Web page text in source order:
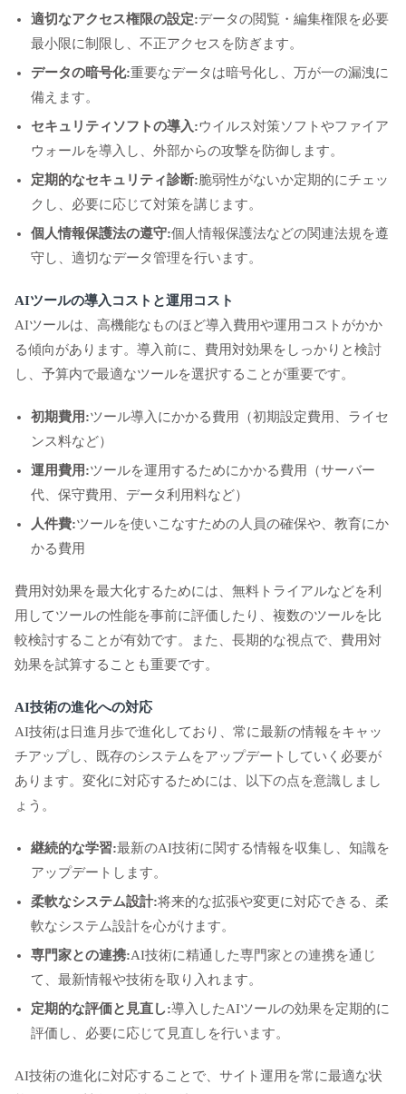
適切なアクセス権限の設定:データの閲覧・編集権限を必要
最小限に制限し、不正アクセスを防ぎます。
データの暗号化:重要なデータは暗号化し、万が一の漏洩に
備えます。
セキュリティソフトの導入:ウイルス対策ソフトやファイア
ウォールを導入し、外部からの攻撃を防御します。
定期的なセキュリティ診断:脆弱性がないか定期的にチェッ
クし、必要に応じて対策を講じます。
個人情報保護法の遵守:個人情報保護法などの関連法規を遵
守し、適切なデータ管理を行います。
AIツールの導入コストと運用コスト
AIツールは、高機能なものほど導入費用や運用コストがかか
る傾向があります。導入前に、費用対効果をしっかりと検討
し、予算内で最適なツールを選択することが重要です。
初期費用:ツール導入にかかる費用（初期設定費用、ライセ
ンス料など）
運用費用:ツールを運用するためにかかる費用（サーバー
代、保守費用、データ利用料など）
人件費:ツールを使いこなすための人員の確保や、教育にか
かる費用
費用対効果を最大化するためには、無料トライアルなどを利
用してツールの性能を事前に評価したり、複数のツールを比
較検討することが有効です。また、長期的な視点で、費用対
効果を試算することも重要です。
AI技術の進化への対応
AI技術は日進月歩で進化しており、常に最新の情報をキャッ
チアップし、既存のシステムをアップデートしていく必要が
あります。変化に対応するためには、以下の点を意識しまし
ょう。
継続的な学習:最新のAI技術に関する情報を収集し、知識を
アップデートします。
柔軟なシステム設計:将来的な拡張や変更に対応できる、柔
軟なシステム設計を心がけます。
専門家との連携:AI技術に精通した専門家との連携を通じ
て、最新情報や技術を取り入れます。
定期的な評価と見直し:導入したAIツールの効果を定期的に
評価し、必要に応じて見直しを行います。
AI技術の進化に対応することで、サイト運用を常に最適な状